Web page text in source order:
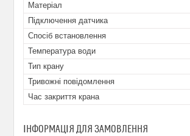
Матеріал
Підключення датчика
Спосіб встановлення
Температура води
Тип крану
Тривожні повідомлення
Час закриття крана
ІНФОРМАЦІЯ ДЛЯ ЗАМОВЛЕННЯ